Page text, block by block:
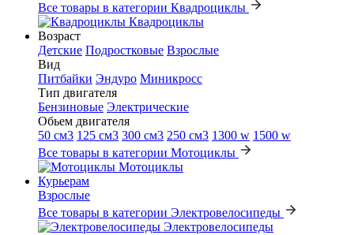
Все товары в категории Квадроциклы
Квадроциклы
Возраст
Детские Подростковые Взрослые
Вид
Питбайки Эндуро Миникросс
Тип двигателя
Бензиновые Электрические
Обьем двигателя
50 см3 125 см3 300 см3 250 см3 1300 w 1500 w
Все товары в категории Мотоциклы
Мотоциклы
Курьерам
Взрослые
Все товары в категории Электровелосипеды
Электровелосипеды